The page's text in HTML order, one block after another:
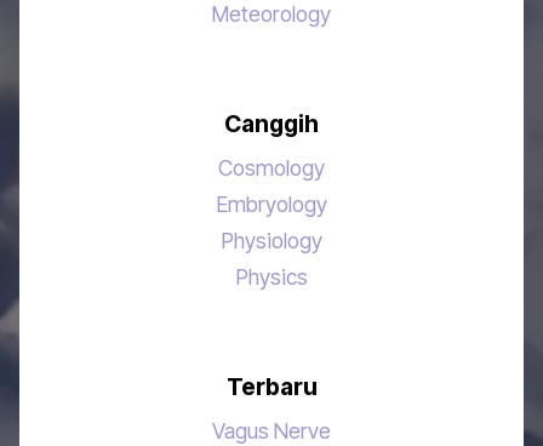
Meteorology
Canggih
Cosmology
Embryology
Physiology
Physics
Terbaru
Vagus Nerve